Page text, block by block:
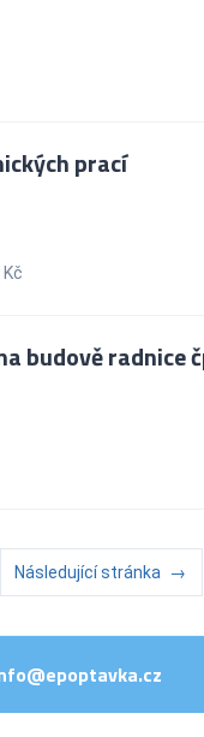
prací
budově radnice
Následující stránka →